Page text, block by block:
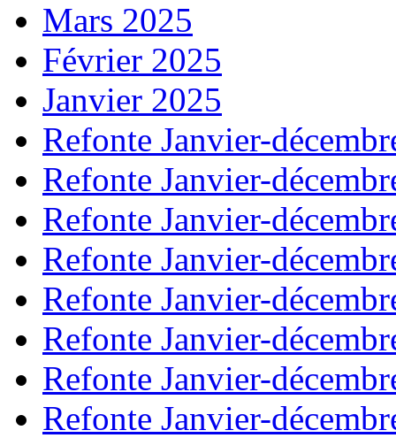
Mars 2025
Février 2025
Janvier 2025
Refonte Janvier-
Refonte Janvier-
Refonte Janvier-
Refonte Janvier-
Refonte Janvier-
Refonte Janvier-
Refonte Janvier-
Refonte Janvier-